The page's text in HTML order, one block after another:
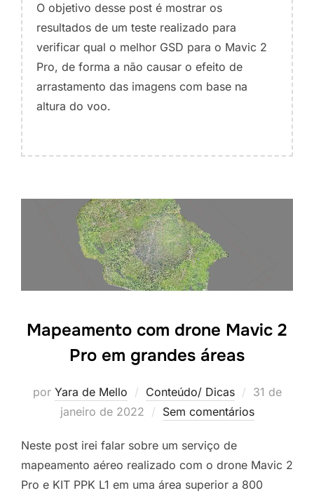
O objetivo desse post é mostrar os
resultados de um teste realizado para
verificar qual o melhor GSD para o Mavic 2
Pro, de forma a não causar o efeito de
arrastamento das imagens com base na
altura do voo.
Mapeamento com drone Mavic 2
Pro em grandes áreas
por Yara de Mello Conteúdo/ Dicas
31 de
janeiro de 2022
Sem comentários
Neste post irei falar sobre um serviço de
mapeamento aéreo realizado com o drone Mavic 2
Pro e KIT PPK L1 em uma área superior a 800